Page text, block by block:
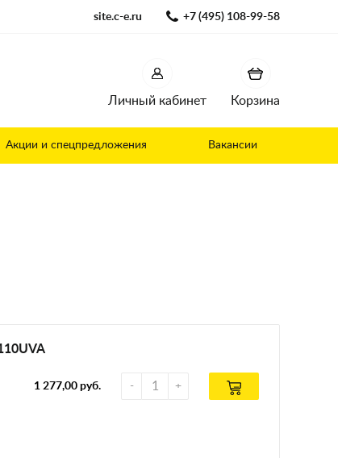
site.c-e.ru +7 (495) 108-99-58
Личный кабинет Корзина
Акции и спецпредложения Вакансии
1 277,00 руб.